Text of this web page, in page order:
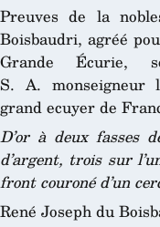
Preuves de la
Boisbaudri, agréé
Grande Écurie,
S. A. monseigneur
grand ecuyer de
D’or à deux fasses
d’argent, trois sur
front couroné d’un
René Joseph du